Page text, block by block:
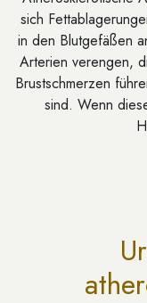
sich
in den Blutgefäßen
Arterien verengen,
Brustschmerzen
sind. Wenn